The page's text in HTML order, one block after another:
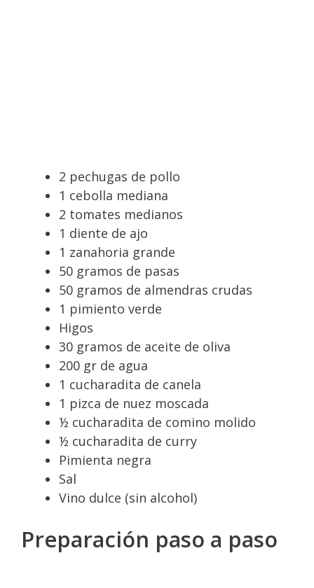
2 pechugas de pollo
1 cebolla mediana
2 tomates medianos
1 diente de ajo
1 zanahoria grande
50 gramos de pasas
50 gramos de almendras crudas
1 pimiento verde
Higos
30 gramos de aceite de oliva
200 gr de agua
1 cucharadita de canela
1 pizca de nuez moscada
½ cucharadita de comino molido
½ cucharadita de curry
Pimienta negra
Sal
Vino dulce (sin alcohol)
Preparación paso a paso